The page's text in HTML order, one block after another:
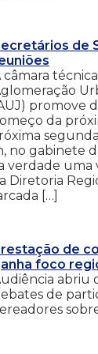
de
câmara
promove
da
no gabinete
verdade uma
Diretoria
[…]
de
foco
abriu
de